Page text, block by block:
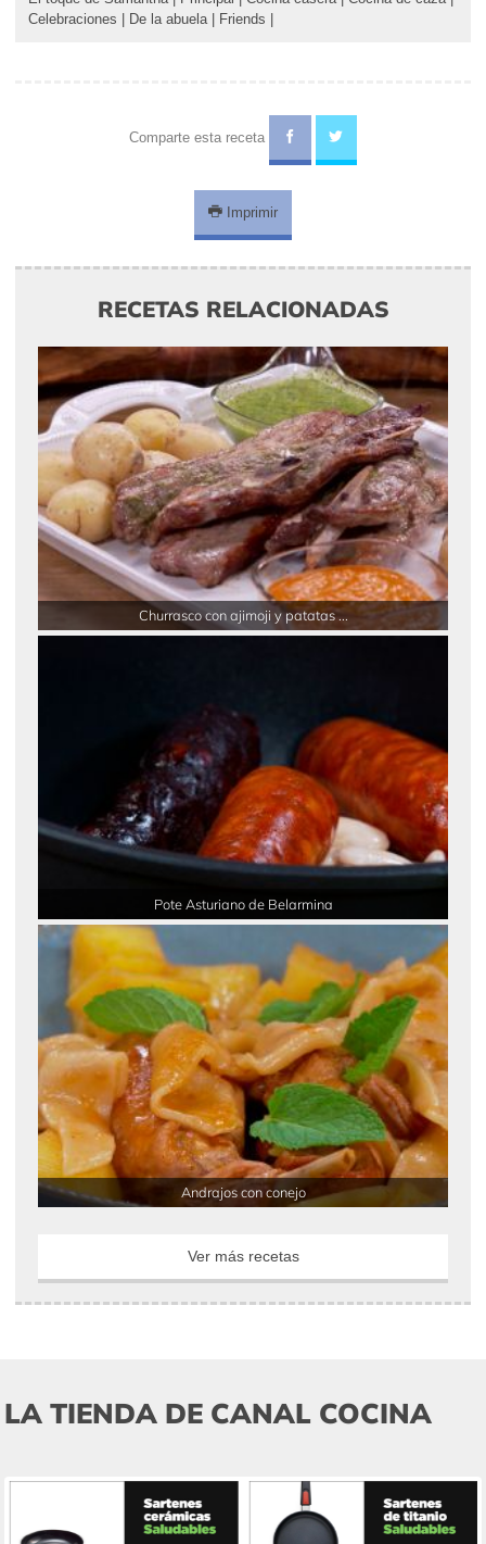
Celebraciones
De la abuela| Friends
Comparte esta receta
Imprimir
RECETAS RELACIONADAS
Churrasco con ajimoji y patatas ...
Pote Asturiano de Belarmina
Andrajos con conejo
Ver más recetas
LA TIENDA DE CANAL COCINA